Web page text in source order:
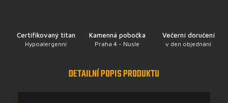
Certifikovaný titan
Hypoalergenní
Kamenná pobočka
Praha 4 - Nusle
Večerní doručení
v den objednání
DETAILNÍ POPIS PRODUKTU